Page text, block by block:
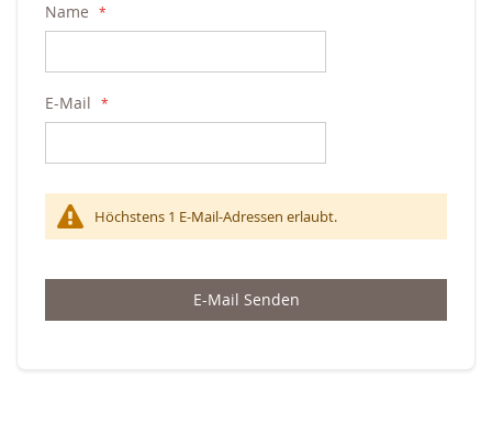
Name
E-Mail
Höchstens 1 E-Mail-Adressen erlaubt.
E-Mail Senden